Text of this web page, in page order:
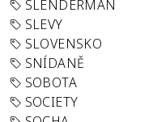
SLENDERMAN
SLEVY
SLOVENSKO
SNÍDANĚ
SOBOTA
SOCIETY